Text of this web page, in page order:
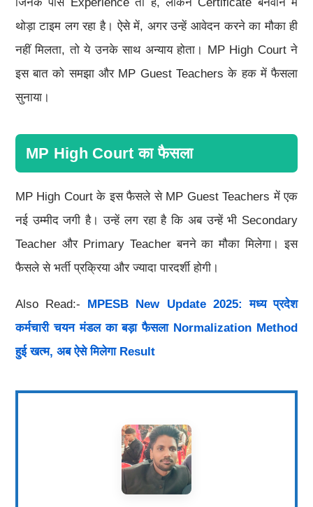
थोड़ा टाइम लग रहा है। ऐसे में, अगर उन्हें आवेदन करने का मौका ही
नहीं मिलता, तो ये उनके साथ अन्याय होता। MP High Court ने
इस बात को समझा और MP Guest Teachers के हक में फैसला
सुनाया।
MP High Court का फैसला
MP High Court के इस फैसले से MP Guest Teachers में एक
नई उम्मीद जगी है। उन्हें लग रहा है कि अब उन्हें भी Secondary
Teacher और Primary Teacher बनने का मौका मिलेगा। इस
फैसले से भर्ती प्रक्रिया और ज्यादा पारदर्शी होगी।
Also Read:- MPESB New Update 2025: मध्य प्रदेश
कर्मचारी चयन मंडल का बड़ा फैसला Normalization Method
हुई खत्म, अब ऐसे मिलेगा Result